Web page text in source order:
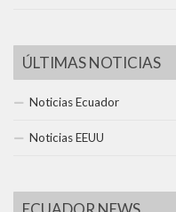
ÚLTIMAS NOTICIAS
Noticias Ecuador
Noticias EEUU